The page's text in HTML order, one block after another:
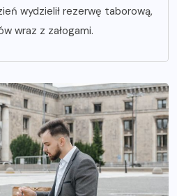
wydzielił rezerwę taborową,
wraz z załogami.